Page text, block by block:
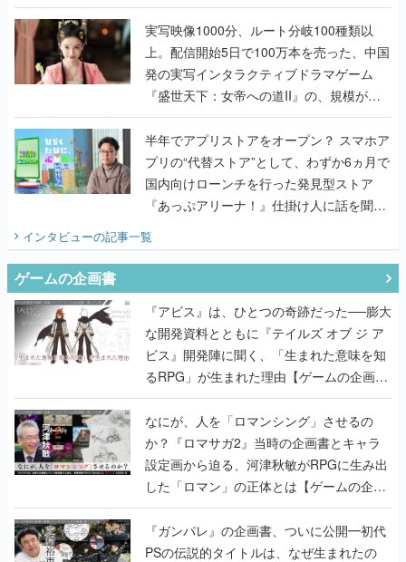
『TATSUJIN EXTREME』で初タッグを組
んだレジェンド2人に訊く開発秘話
実写映像1000分、ルート分岐100種類以
上。配信開始5日で100万本を売った、中国
発の実写インタラクティブドラマゲーム
『盛世天下：女帝への道II』の、規模が違
うこだわりをプロデューサーに聞いた
半年でアプリストアをオープン？ スマホア
プリの“代替ストア”として、わずか6ヵ月で
国内向けローンチを行った発見型ストア
『あっぷアリーナ！』仕掛け人に話を聞い
インタビューの記事一覧
ゲームの企画書
『アビス』は、ひとつの奇跡だった──膨大
な開発資料とともに『テイルズ オブ ジ ア
ビス』開発陣に聞く、「生まれた意味を知
るRPG」が生まれた理由【ゲームの企画
書】
なにが、人を「ロマンシング」させるの
か？『ロマサガ2』当時の企画書とキャラ
設定画から迫る、河津秋敏がRPGに生み出
した「ロマン」の正体とは【ゲームの企画
書】
『ガンパレ』の企画書、ついに公開━初代
PSの伝説的タイトルは、なぜ生まれたの